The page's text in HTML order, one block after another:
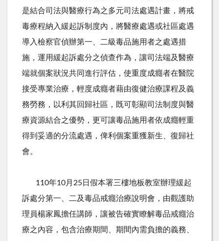
是結合司法與醫療行為之多元司法處遇計畫，將戒
毒療程納入緩起訴制度內，將醫療處遇或社區處遇
導入檢察官偵辦第一、二級毒品施用者之處遇措
施，運用緩起訴處分之偵查作為，讓司法端及醫療
端就個案狀況共同進行評估，使重度成癮者在醫院
接受專業治療，輕度成癮者藉由復健治療課程及義
務勞務，以利其回歸社區，既可彰顯司法制度與醫
療資源結合之優勢，更可讓毒品施用者依成癮輕重
得到妥適的分流處遇，俾利個案重獲新生、復歸社
會。
110年10月 25日假本署三樓地板教室辦理緩起
訴處分第一、二及毒品戒癮治療說明會，由觀護助
理員楊家鳳擔任講師，讓被告確實瞭解毒品戒癮治
療之內容，包含治療期間、期間內需負擔的義務、